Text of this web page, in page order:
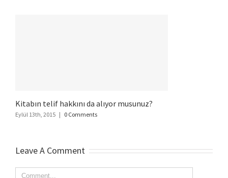
Kitabın telif hakkını da alıyor musunuz?
Eylül 13th, 2015 | 0 Comments
Leave A Comment
Comment